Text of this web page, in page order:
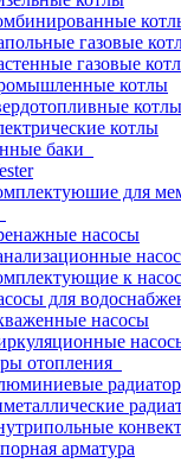
газовые
газовые
котлы
котлы
котлы
баки
для
насосы
к
для
насосы
отопления
арматура